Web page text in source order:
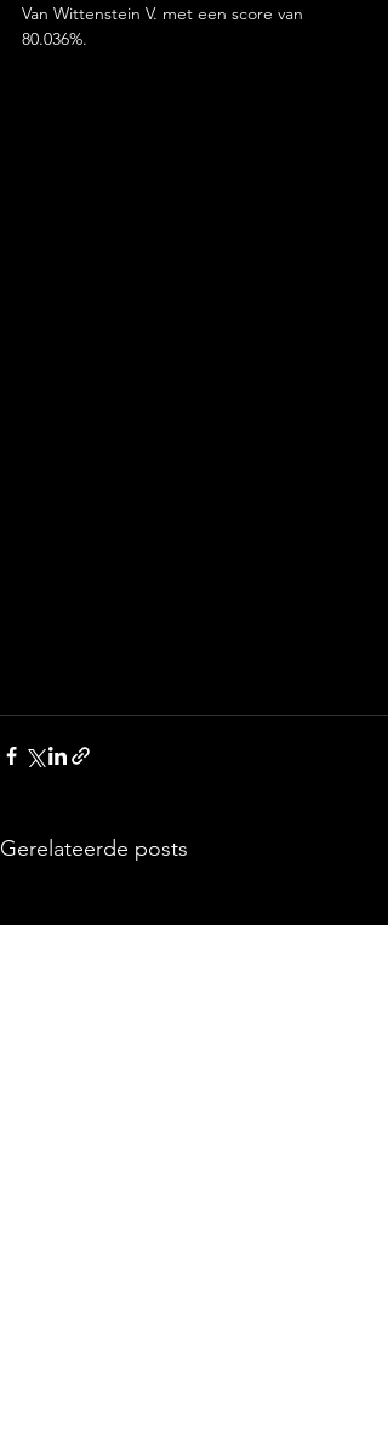
Van Wittenstein V. met een score van
80.036%.
Gerelateerde posts